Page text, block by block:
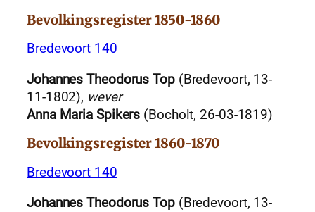
Bevolkingsregister 1850-1860
Bredevoort 140
Johannes Theodorus Top(Bredevoort, 13-
11-1802), wever
Anna Maria Spikers (Bocholt, 26-03-1819)
Bevolkingsregister 1860-1870
Bredevoort 140
Johannes Theodorus Top(Bredevoort, 13-